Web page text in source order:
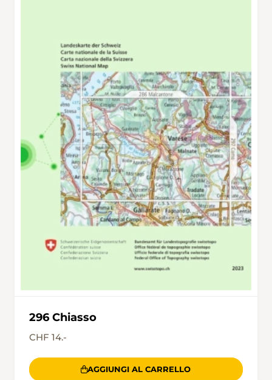
Castello fino a raggiungere Muggiasca, dove
un sentiero nel bosco scende ripido nella Valle
dei Pascoli. Camminando tra gli alberi e
accanto a ruderi di vecchie case, ci si imbatte
in una nevèra, una costruzione circolare in
pietra, interrata per due terzi. In primavera i
contadini riempivano queste strutture con
neve, così da poter conservare latte e formaggi
al fresco per tutta l’estate. Dall’Alpe di
Germania, il percorso prosegue con una
discesa ripida verso Turro, dove la primavera ha
già preso possesso del paesaggio: tutto diventa
sempre più verde. Poco dopo, sulla sponda
opposta della valle, si intravede Cabbio e si
scende fino in fondo alla valle e si attraversa il
torrente Breggia, prima di risalire verso
Bruzella. Chi ha ancora energia, può fare una
breve deviazione lungo un’antica mulattiera
ancora funzionante, è aperto da aprile a
296 Chiasso
CHF 14.-
AGGIUNGI AL CARRELLO